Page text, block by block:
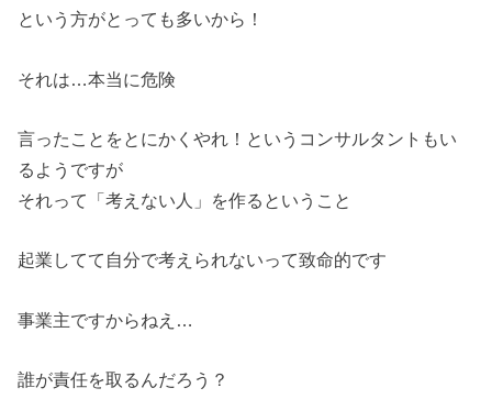
という方がとっても多いから！
それは…本当に危険
言ったことをとにかくやれ！というコンサルタントもい
るようですが
それって「考えない人」を作るということ
起業してて自分で考えられないって致命的です
事業主ですからねえ…
誰が責任を取るんだろう？